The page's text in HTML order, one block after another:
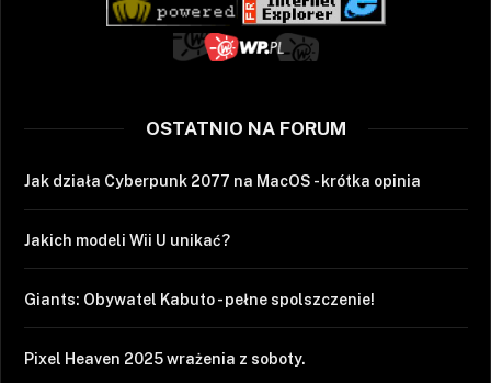
OSTATNIO NA FORUM
Jak działa Cyberpunk 2077 na MacOS - krótka opinia
Jakich modeli Wii U unikać?
Giants: Obywatel Kabuto - pełne spolszczenie!
Pixel Heaven 2025 wrażenia z soboty.